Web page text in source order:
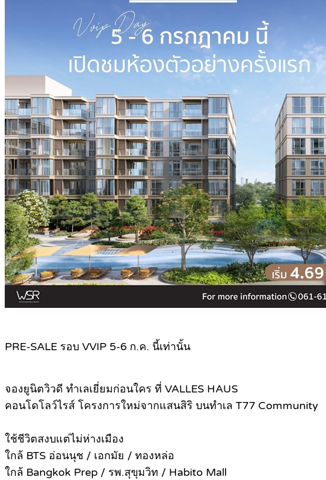
PRE-SALE รอบ VVIP 5-6 ก.ค. นี้เท่านั้น
จองยูนิตวิวดี ทำเลเยี่ยมก่อนใคร ที่ VALLES HAUS
คอนโดโลว์ไรส์ โครงการใหม่จากแสนสิริ บนทำเล T77 Community
ใช้ชีวิตสงบแต่ไม่ห่างเมือง
ใกล้ BTS อ่อนนุช / เอกมัย / ทองหล่อ
ใกล้ Bangkok Prep / รพ.สุขุมวิท / Habito Mall